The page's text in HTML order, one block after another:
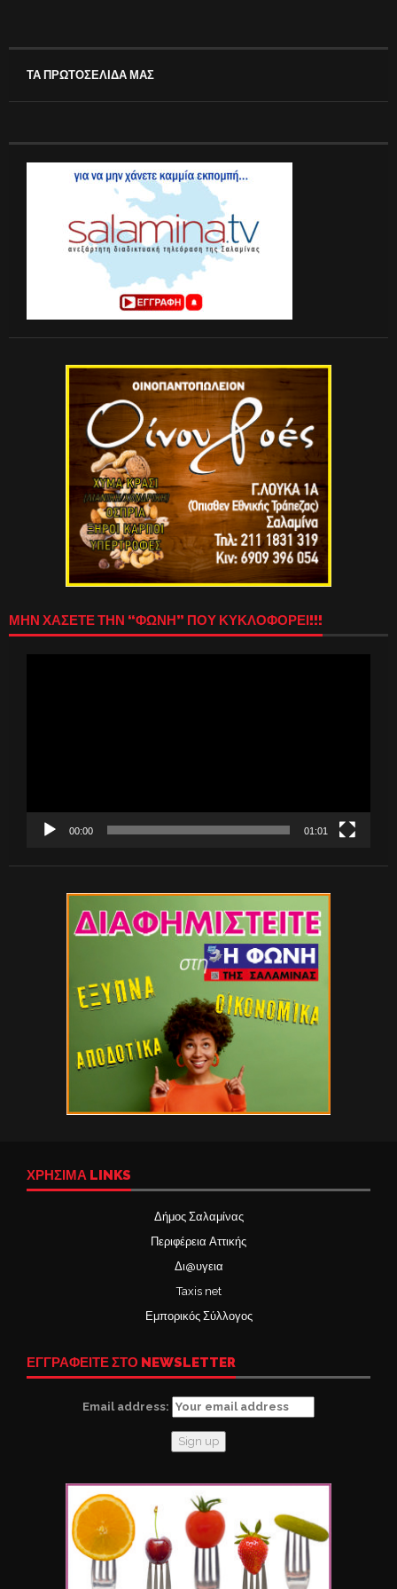
ΤΑ ΠΡΩΤΟΣΕΛΙΔΑ ΜΑΣ
ΜΗΝ ΧΑΣΕΤΕ ΤΗΝ “ΦΩΝΗ” ΠΟΥ ΚΥΚΛΟΦΟΡΕΙ!!!
00:00 01:01
ΧΡΉΣΙΜΑ LINKS
Δήμος Σαλαμίνας
Περιφέρεια Αττικής
Δι@υγεια
Taxis net
Εμπορικός Σύλλογος
ΕΓΓΡΑΦΕΙΤΕ ΣΤΟ NEWSLETTER
Email address: